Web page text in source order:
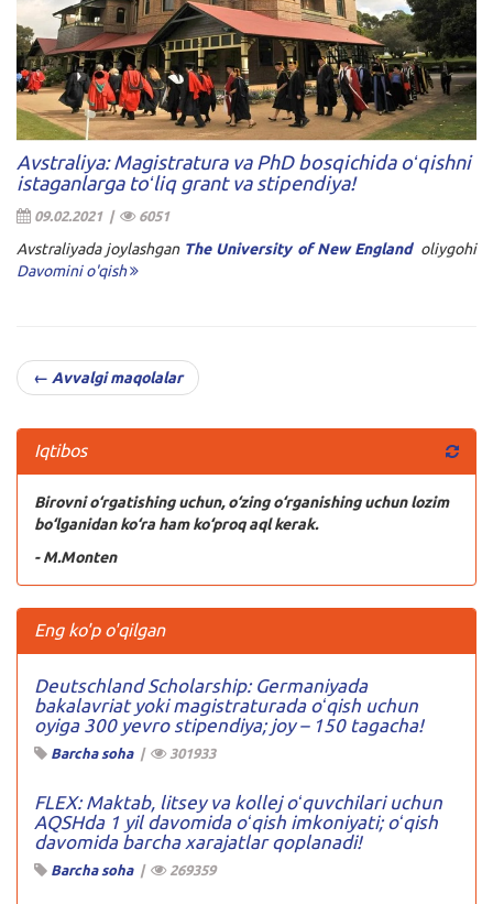
Avstraliya: Magistratura va PhD bosqichida oʻqishni
istaganlarga toʻliq grant va stipendiya!
09.02.2021 | 6051
Avstraliyada joylashgan The University of New England oliygohi
Davomini o'qish
← Avvalgi maqolalar
Iqtibos
Birovni o‘rgatishing uchun, o‘zing o‘rganishing uchun lozim
bo‘lganidan ko‘ra ham ko‘proq aql kerak.
- M.Monten
Eng ko'p o'qilgan
Deutschland Scholarship: Germaniyada
bakalavriat yoki magistraturada oʻqish uchun
oyiga 300 yevro stipendiya; joy – 150 tagacha!
Barcha soha| 301933
FLEX: Maktab, litsey va kollej oʻquvchilari uchun
AQSHda 1 yil davomida oʻqish imkoniyati; oʻqish
davomida barcha xarajatlar qoplanadi!
Barcha soha| 269359